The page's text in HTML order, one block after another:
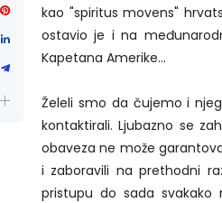
kao "spiritus movens"
ostavio je i na
Kapetana Amerike...
Želeli smo da čujemo i
kontaktirali. Ljubazno se
obaveza ne može
i zaboravili na prethodni
pristupu do sada svakako